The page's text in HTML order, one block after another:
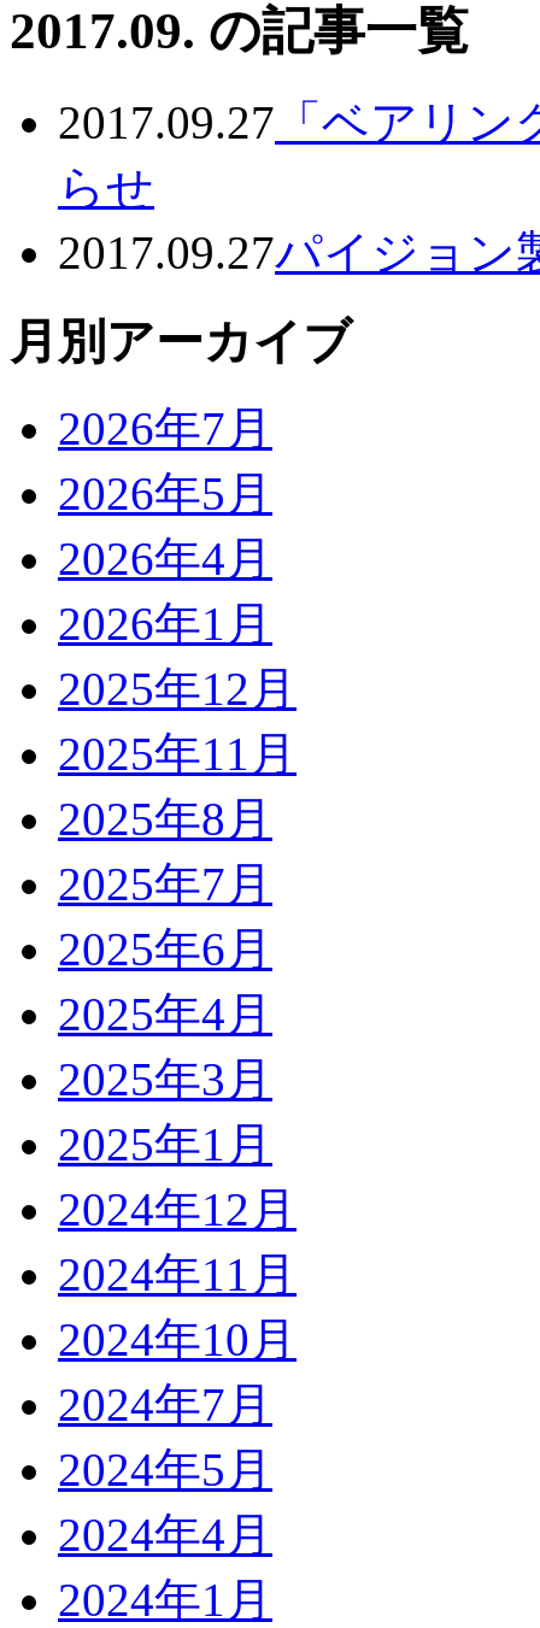
2017.09. の記事一覧
2017.09.27 「ベアリ
らせ
2017.09.27パイジョン
月別アーカイブ
2026年7月
2026年5月
2026年4月
2026年1月
2025年12月
2025年11月
2025年8月
2025年7月
2025年6月
2025年4月
2025年3月
2025年1月
2024年12月
2024年11月
2024年10月
2024年7月
2024年5月
2024年4月
2024年1月